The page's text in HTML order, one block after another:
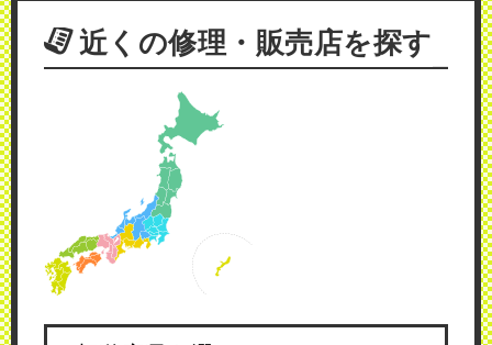
近くの修理・販売店を探す